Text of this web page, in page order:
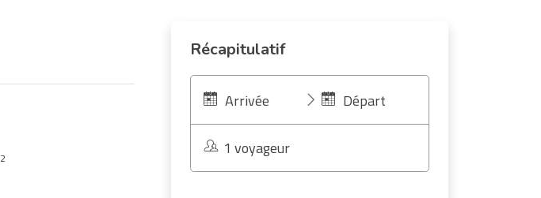
2
Récapitulatif
Arrivée Départ
1 voyageur